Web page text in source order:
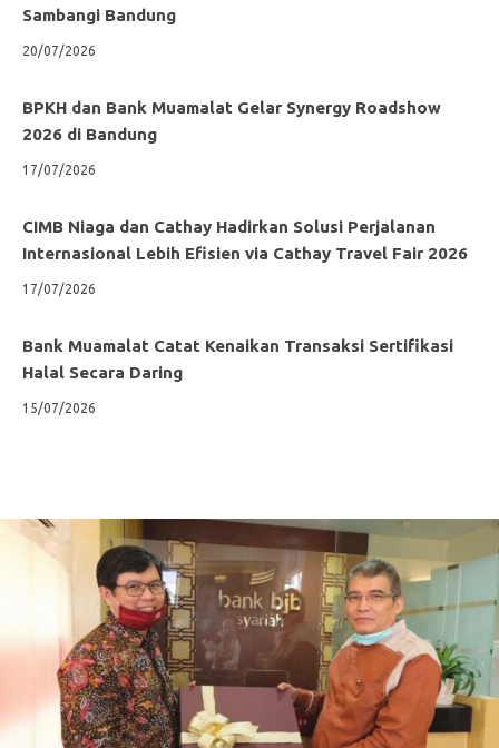
Sambangi Bandung
20/07/2026
BPKH dan Bank Muamalat Gelar Synergy Roadshow
2026 di Bandung
17/07/2026
CIMB Niaga dan Cathay Hadirkan Solusi Perjalanan
Internasional Lebih Efisien via Cathay Travel Fair 2026
17/07/2026
Bank Muamalat Catat Kenaikan Transaksi Sertifikasi
Halal Secara Daring
15/07/2026